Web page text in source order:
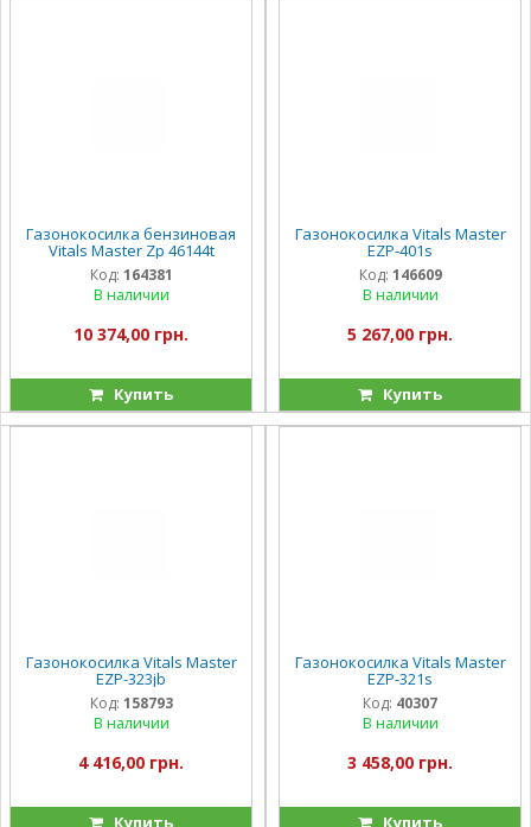
Газонокосилка бензиновая
Vitals Master Zp 46144t
Код: 164381
В наличии
10 374,00 грн.
Купить
Газонокосилка Vitals Master
EZP-401s
Код: 146609
В наличии
5 267,00 грн.
Купить
Газонокосилка Vitals Master
EZP-323jb
Код: 158793
В наличии
4 416,00 грн.
Купить
Газонокосилка Vitals Master
EZP-321s
Код: 40307
В наличии
3 458,00 грн.
Купить